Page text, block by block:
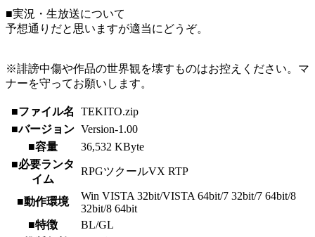
■実況・生放送について
予想通りだと思いますが適当にどうぞ。
※誹謗中傷や作品の世界観を壊すものはお控えください。マ
ナーを守ってお願いします。
■ファイル名
TEKITO.zip
■バージョン Version-1.00
■容量
36,532 KByte
■必要ランタ
イム
RPGツクールVX RTP
■動作環境
Win VISTA 32bit/VISTA 64bit/7 32bit/7 64bit/8
32bit/8 64bit
■特徴
BL/GL